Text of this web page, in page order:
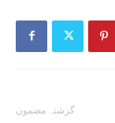
گزشتہ مضمون